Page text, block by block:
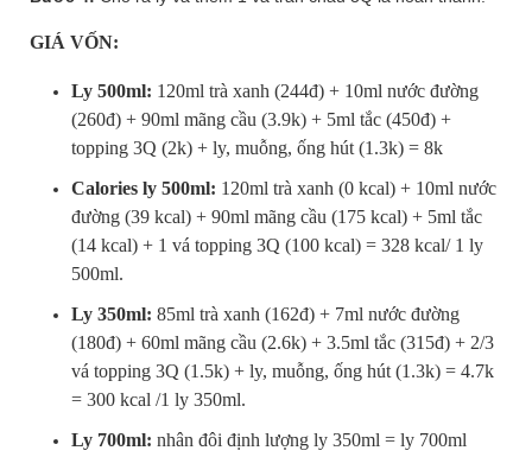
GIÁ VỐN:
Ly 500ml: 120ml trà xanh (244đ) + 10ml nước đường
(260đ) + 90ml mãng cầu (3.9k) + 5ml tắc (450đ) +
topping 3Q (2k) + ly, muỗng, ống hút (1.3k) = 8k
Calories ly 500ml: 120ml trà xanh (0 kcal) + 10ml nước
đường (39 kcal) + 90ml mãng cầu (175 kcal) + 5ml tắc
(14 kcal) + 1 vá topping 3Q (100 kcal) = 328 kcal/ 1 ly
500ml.
Ly 350ml: 85ml trà xanh (162đ) + 7ml nước đường
(180đ) + 60ml mãng cầu (2.6k) + 3.5ml tắc (315đ) + 2/3
vá topping 3Q (1.5k) + ly, muỗng, ống hút (1.3k) = 4.7k
= 300 kcal /1 ly 350ml.
Ly 700ml: nhân đôi định lượng ly 350ml = ly 700ml